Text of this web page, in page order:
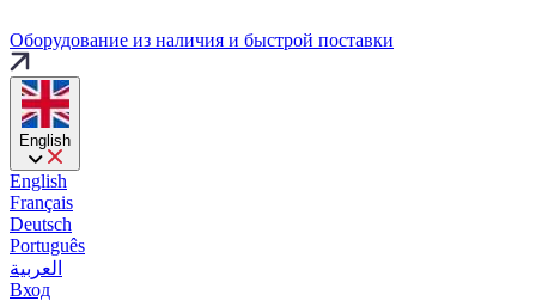
Оборудование из наличия и быстрой поставки
English
English
Français
Deutsch
Português
العربية
Вход